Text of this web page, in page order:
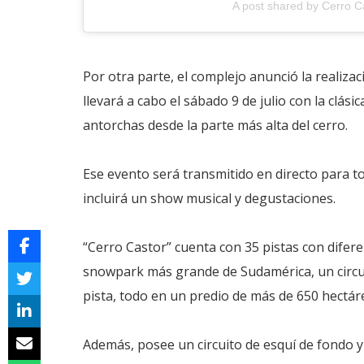
A post shared by Cerro
Por otra parte, el complejo anunció la
llevará a cabo el sábado 9 de julio con la
antorchas desde la parte más alta del cerro.
Ese evento será transmitido en directo para
incluirá un show musical y degustaciones.
“Cerro Castor” cuenta con 35 pistas con
snowpark más grande de Sudamérica, un
pista, todo en un predio de más de 650
Además, posee un circuito de esquí de fondo